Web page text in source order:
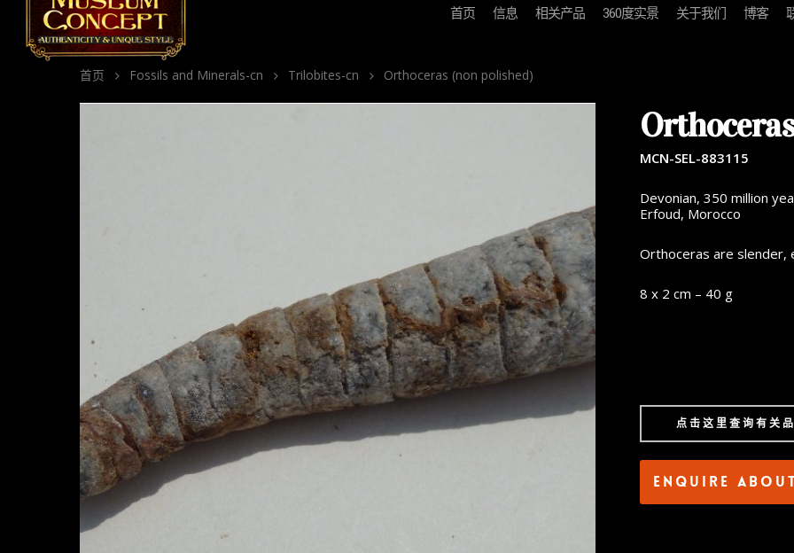
首页 信息 相关产品 360度实景 关于我们 博客
首页 Fossils and Minerals-cn Trilobites-cn Orthoceras (non polished)
MCN-SEL-883115
Devonian, 350 million
Erfoud, Morocco
Orthoceras are slender,
8 x 2 cm – 40 g
点击这里查询有关
Enquire